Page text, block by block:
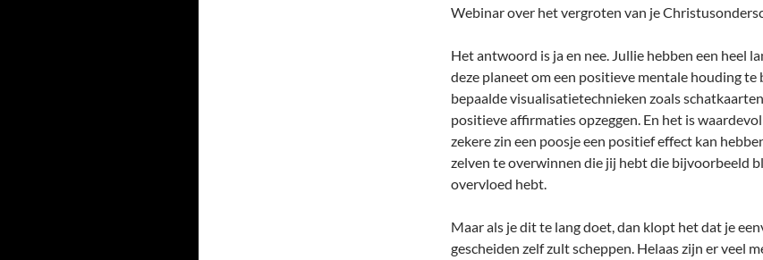
Webinar over het vergroten van je
Het antwoord is ja en nee. Jullie hebben een heel
deze planeet om een positieve mentale houding te
bepaalde visualisatietechnieken zoals
positieve affirmaties opzeggen. En het is
zekere zin een poosje een positief effect kan
zelven te overwinnen die jij hebt die bijvoorbeeld
overvloed hebt.
Maar als je dit te lang doet, dan klopt het dat je
gescheiden zelf zult scheppen. Helaas zijn er veel